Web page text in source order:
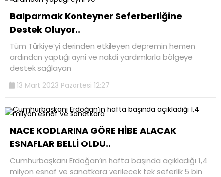
Balparmak Konteyner Seferberliğine
Destek Oluyor..
Tüm Türkiye’yi derinden etkileyen depremin hemen
ardından yaptığı ayni ve nakdi yardımlarla bölgeye
destek sağlayan
13 Mart 2023 Pazartesi 12:27
NACE KODLARINA GÖRE HİBE ALACAK
ESNAFLAR BELLİ OLDU..
Cumhurbaşkanı Erdoğan’ın hafta başında açıkladığı 1,4
milyon esnaf ve sanatkara verilecek tek seferlik 5 bin